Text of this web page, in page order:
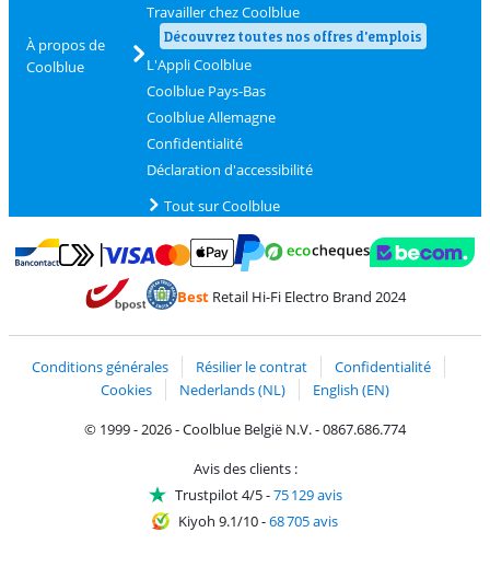
À propos de
Coolblue
Travailler chez Coolblue
Découvrez toutes nos offres d'emplois
L'Appli Coolblue
Coolblue Pays-Bas
Coolblue Allemagne
Confidentialité
Déclaration d'accessibilité
Tout sur Coolblue
Payer avec Bancontact
Payer avec MasterCard et Visa via ClickToPay
Payer avec PayPal
BestRetail Hi-Fi Electro Brand 2024
Conditions générales Résilier le contrat
Confidentialité
Cookies
Nederlands (NL)
English (EN)
© 1999 - 2026 - Coolblue België N.V. - 0867.686.774
Avis des clients :
Trustpilot 4/5-75 129 avis
Kiyoh 9.1/10-68 705 avis